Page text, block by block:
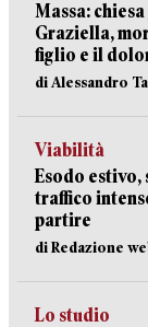
Massa:
Graziella,
figlio e il
di Alessandro
Viabilità
Esodo estivo,
traffico
partire
di Redazione
Lo studio